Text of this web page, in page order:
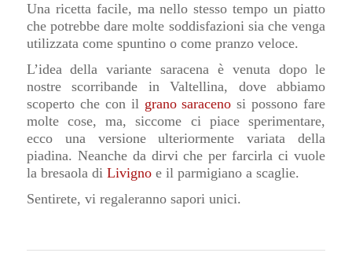
Una ricetta facile, ma nello stesso tempo un piatto
che potrebbe dare molte soddisfazioni sia che venga
utilizzata come spuntino o come pranzo veloce.
L’idea della variante saracena è venuta dopo le
nostre scorribande in Valtellina, dove abbiamo
scoperto che con ilgrano saraceno si possono fare
molte cose, ma, siccome ci piace sperimentare,
ecco una versione ulteriormente variata della
piadina. Neanche da dirvi che per farcirla ci vuole
la bresaola di Livignoe il parmigiano a scaglie.
Sentirete, vi regaleranno sapori unici.